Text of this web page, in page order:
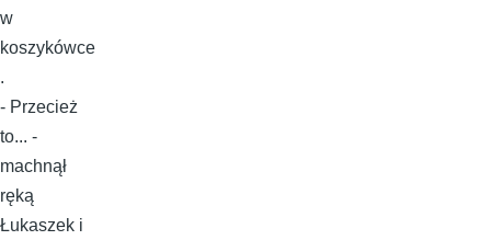
w
koszykówce
.
- Przecież
to... -
machnął
ręką
Łukaszek i